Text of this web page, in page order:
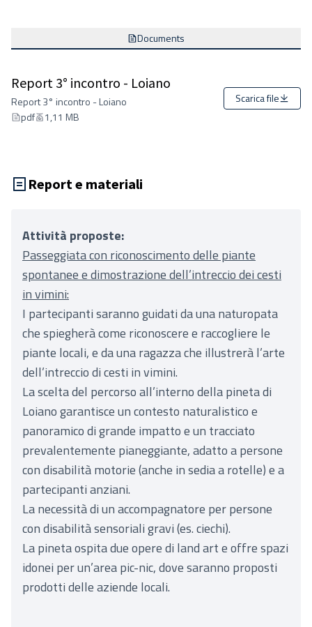
Documents
Report 3° incontro - Loiano
Report 3° incontro - Loiano
pdf
1,11 MB
Scarica file
Report e materiali
Attività proposte:
Passeggiata con riconoscimento delle piante
spontanee e dimostrazione dell’intreccio dei cesti
in vimini:
I partecipanti saranno guidati da una naturopata
che spiegherà come riconoscere e raccogliere le
piante locali, e da una ragazza che illustrerà l’arte
dell’intreccio di cesti in vimini.
La scelta del percorso all’interno della pineta di
Loiano garantisce un contesto naturalistico e
panoramico di grande impatto e un tracciato
prevalentemente pianeggiante, adatto a persone
con disabilità motorie (anche in sedia a rotelle) e a
partecipanti anziani.
La necessità di un accompagnatore per persone
con disabilità sensoriali gravi (es. ciechi).
La pineta ospita due opere di land art e offre spazi
idonei per un’area pic-nic, dove saranno proposti
prodotti delle aziende locali.